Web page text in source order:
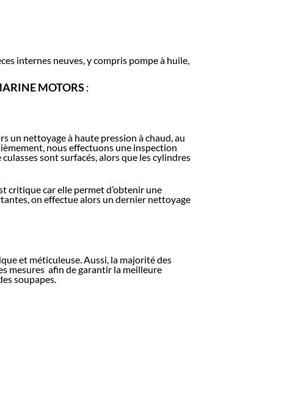
internes neuves, y compris pompe à huile,
MOTORS :
un nettoyage à haute pression à chaud, au
nous effectuons une inspection
sont surfacés, alors que les cylindres
critique car elle permet d’obtenir une
on effectue alors un dernier nettoyage
et méticuleuse. Aussi, la majorité des
mesures afin de garantir la meilleure
soupapes.